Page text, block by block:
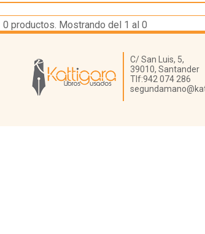
0 productos. Mostrando del 1 al 0
Librería Kattigara
C/ San Luis, 5,
39010, Santander
Tlf:942 074 286